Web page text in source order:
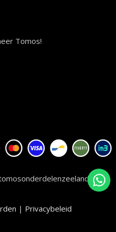
Tomos!
| Privacybeleid